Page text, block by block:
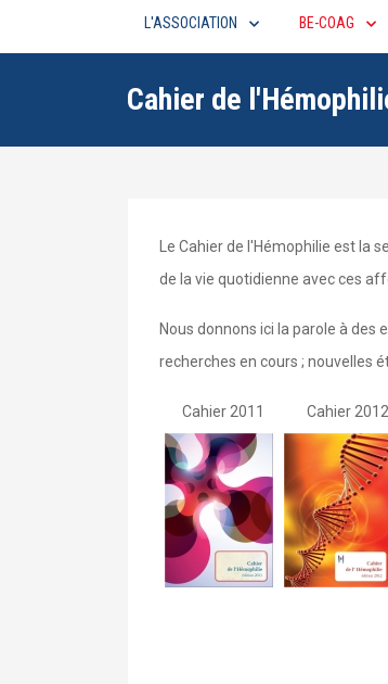
L'ASSOCIATION BE-COAG
Cahier de
Le Cahier de l'Hémophilie est la
de la vie quotidienne avec ces
Nous donnons ici la parole à
recherches en cours ; nouvelles
Cahier 2011 Cahier